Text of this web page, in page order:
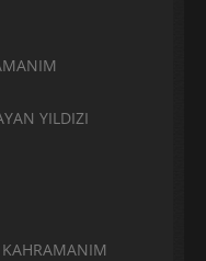
YILDIZI